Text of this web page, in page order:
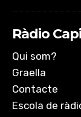
Ràdio
Qui som?
Graella
Contacte
Escola de